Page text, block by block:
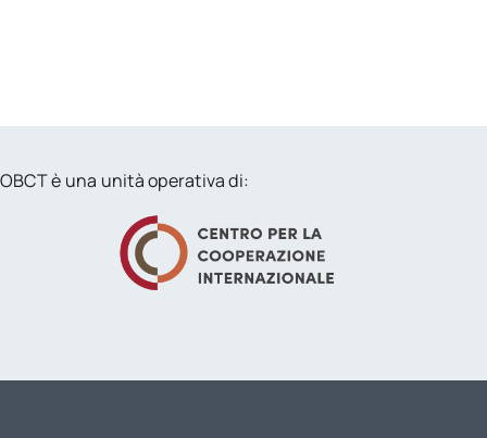
OBCT è una unità operativa di: